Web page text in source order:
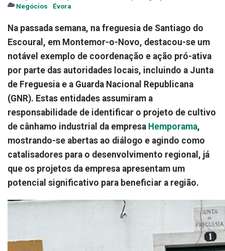
Negócios
Évora
Na passada semana, na freguesia de Santiago do
Escoural, em Montemor-o-Novo, destacou-se um
notável exemplo de coordenação e ação pró-ativa
por parte das autoridades locais, incluindo a Junta
de Freguesia e a Guarda Nacional Republicana
(GNR). Estas entidades assumiram a
responsabilidade de identificar o projeto de cultivo
de cânhamo industrial da empresa Hemporama,
mostrando-se abertas ao diálogo e agindo como
catalisadores para o desenvolvimento regional, já
que os projetos da empresa apresentam um
potencial significativo para beneficiar a região.